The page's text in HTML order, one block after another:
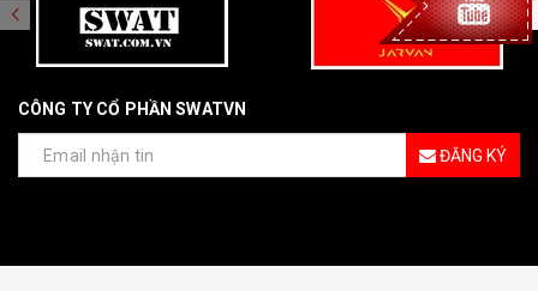
CÔNG TY CỔ PHẦN SWATVN
ĐĂNG KÝ